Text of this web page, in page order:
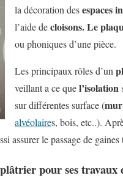
la décoration desespaces
l’aide decloisons. Le
ou phoniques d’une pièce.
Les principaux rôles d’un
veillant a ce quel’isolation
sur différentes surface (mur
alvéolaires, bois, etc..).
assurer le passage de
pour ses